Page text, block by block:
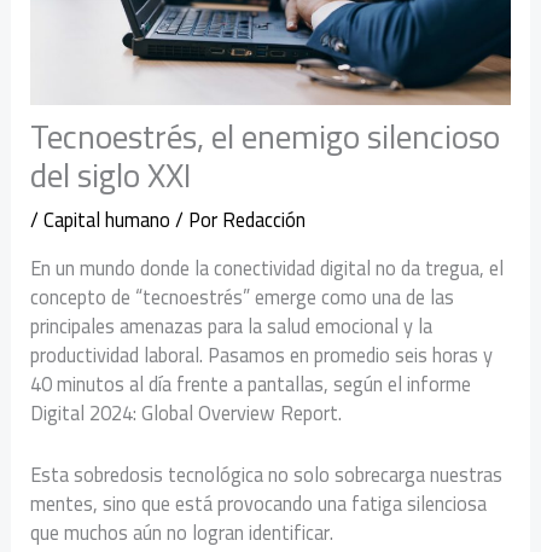
Tecnoestrés, el enemigo silencioso
del siglo XXI
/Capital humano/ PorRedacción
En un mundo donde la conectividad digital no da tregua, el
concepto de “tecnoestrés” emerge como una de las
principales amenazas para la salud emocional y la
productividad laboral. Pasamos en promedio seis horas y
40 minutos al día frente a pantallas, según el informe
Digital 2024: Global Overview Report.
Esta sobredosis tecnológica no solo sobrecarga nuestras
mentes, sino que está provocando una fatiga silenciosa
que muchos aún no logran identificar.